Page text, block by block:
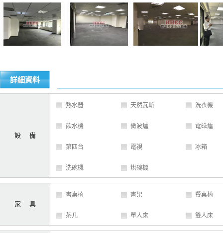
詳細資料
設 備
熱水器 天然瓦斯 洗衣機
飲水機 微波爐 電磁爐
第四台 電視 冰箱
洗碗機 烘碗機
家 具
書桌椅 書架 餐桌椅
茶几 單人床 雙人床